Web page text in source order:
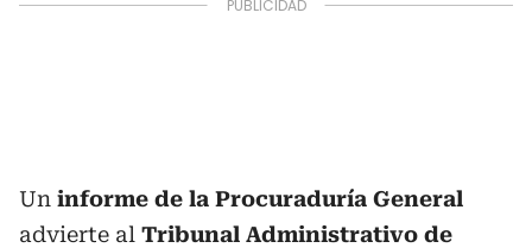
Un informe de la Procuraduría General
advierte al Tribunal Administrativo de